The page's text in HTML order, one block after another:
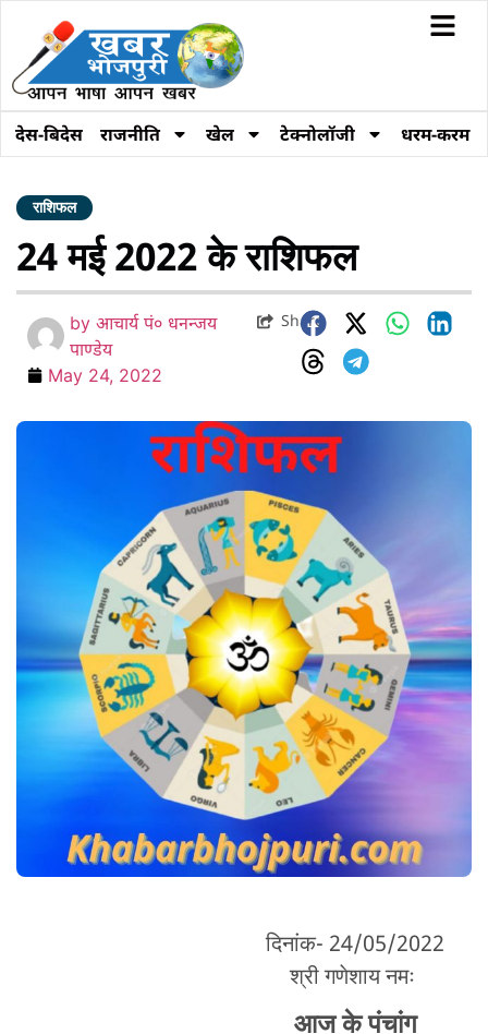
देस-बिदेस राजनीति खेल टेक्नोलॉजी धरम-करम
राशिफल
24 मई 2022 के राशिफल
by आचार्य पं० धनन्जय
पाण्डेय
May 24, 2022
Share
दिनांक- 24/05/2022
श्री गणेशाय नमः
आज के पंचांग